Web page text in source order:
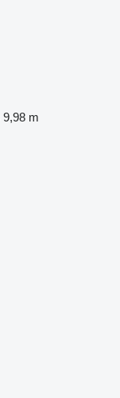
9,98 m